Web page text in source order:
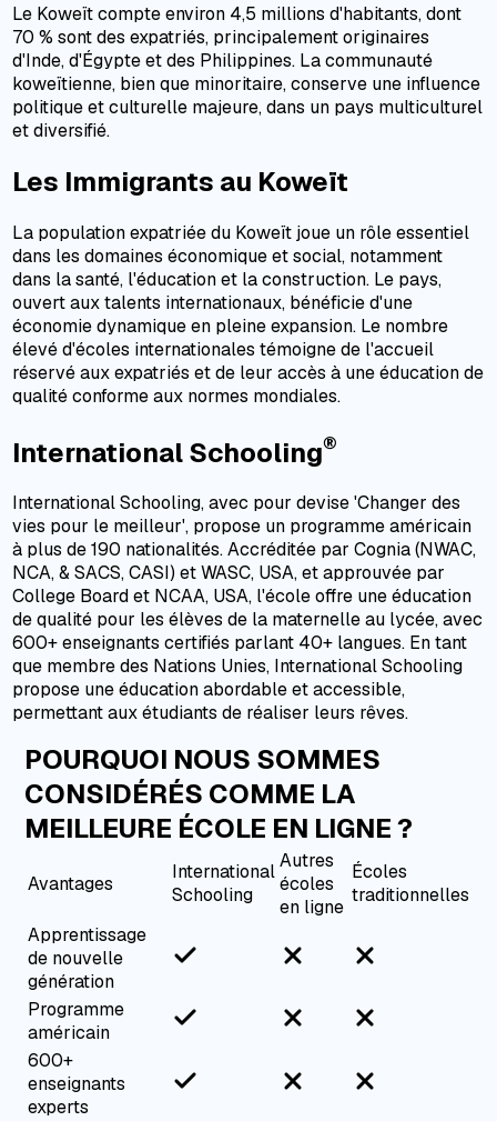
Le Koweït compte environ 4,5 millions d'habitants, dont
70 % sont des expatriés, principalement originaires
d'Inde, d'Égypte et des Philippines. La communauté
koweïtienne, bien que minoritaire, conserve une influence
politique et culturelle majeure, dans un pays multiculturel
et diversifié.
Les Immigrants au Koweït
La population expatriée du Koweït joue un rôle essentiel
dans les domaines économique et social, notamment
dans la santé, l'éducation et la construction. Le pays,
ouvert aux talents internationaux, bénéficie d'une
économie dynamique en pleine expansion. Le nombre
élevé d'écoles internationales témoigne de l'accueil
réservé aux expatriés et de leur accès à une éducation de
qualité conforme aux normes mondiales.
International Schooling®
International Schooling, avec pour devise 'Changer des
vies pour le meilleur', propose un programme américain
à plus de 190 nationalités. Accréditée par Cognia (NWAC,
NCA, & SACS, CASI) et WASC, USA, et approuvée par
College Board et NCAA, USA, l'école offre une éducation
de qualité pour les élèves de la maternelle au lycée, avec
600+ enseignants certifiés parlant 40+ langues. En tant
que membre des Nations Unies, International Schooling
propose une éducation abordable et accessible,
permettant aux étudiants de réaliser leurs rêves.
POURQUOI NOUS SOMMES
CONSIDÉRÉS COMME LA
MEILLEURE ÉCOLE EN LIGNE ?
Avantages
International
Schooling
Autres
écoles
en ligne
Écoles
traditionnelles
Apprentissage
de nouvelle
génération
Programme
américain
600+
enseignants
experts